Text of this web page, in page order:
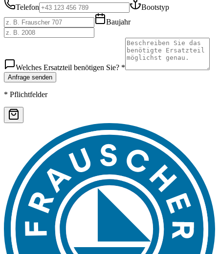
Telefon
Bootstyp
Baujahr
Welches Ersatzteil benötigen Sie? *
Anfrage senden
* Pflichtfelder